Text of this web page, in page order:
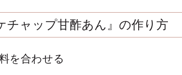
チャップ甘酢あん』の作り方
を合わせる